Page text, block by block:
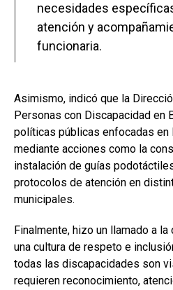
necesidades
atención y
funcionaria.
Asimismo, indicó que la
Personas con Discapacidad en
políticas públicas enfocadas en
mediante acciones como la
instalación de guías
protocolos de atención en
municipales.
Finalmente, hizo un llamado a
una cultura de respeto e
todas las discapacidades son
requieren reconocimiento,